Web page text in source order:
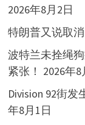
2026年8月2日
特朗普又说取消
波特兰未拴绳
紧张！ 2026年8
Division 92街
年8月1日